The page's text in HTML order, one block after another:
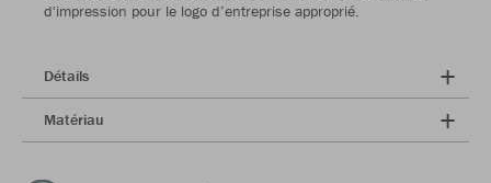
d'impression pour le logo d’entreprise approprié.
Détails
Matériau